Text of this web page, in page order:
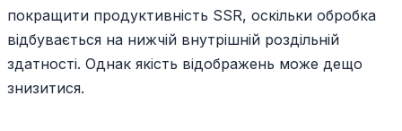
покращити продуктивність SSR, оскільки обробка
відбувається на нижчій внутрішній роздільній
здатності. Однак якість відображень може дещо
знизитися.